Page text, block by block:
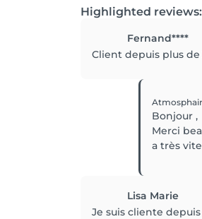
Highlighted reviews:
Fernand****
Client depuis plus de
Bonjour ,
Merci
a très vite
Lisa Marie
Je suis cliente depuis